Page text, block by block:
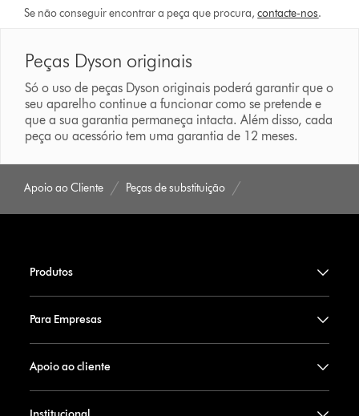
Se não conseguir encontrar a peça que procura,contacte-nos.
Peças Dyson originais
Só o uso de peças Dyson originais poderá garantir que o
seu aparelho continue a funcionar como se pretende e
que a sua garantia permaneça intacta. Além disso, cada
peça ou acessório tem uma garantia de 12 meses.
Apoio ao Cliente Peças de substituição
Produtos
Para Empresas
Apoio ao cliente